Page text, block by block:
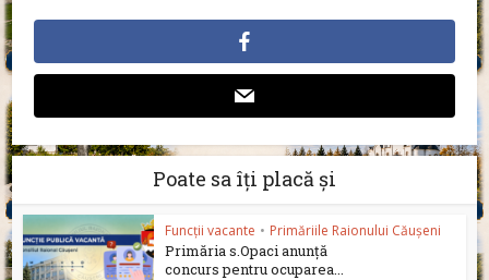
Poate sa îți placă și
Funcții vacante • Primăriile Raionului Căușeni
Primăria s.Opaci anunță
concurs pentru ocuparea...